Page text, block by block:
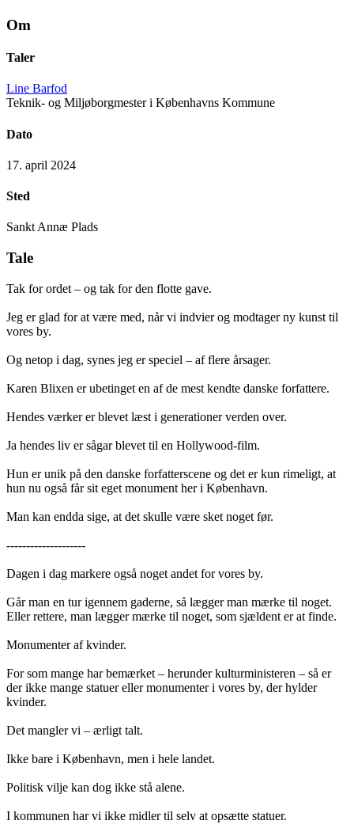
Om
Taler
Line Barfod
Teknik- og Miljøborgmester i Københavns Kommune
Dato
17. april 2024
Sted
Sankt Annæ Plads
Tale
Tak for ordet – og tak for den flotte gave.
Jeg er glad for at være med, når vi indvier og modtager ny kunst til
vores by.
Og netop i dag, synes jeg er speciel – af flere årsager.
Karen Blixen er ubetinget en af de mest kendte danske forfattere.
Hendes værker er blevet læst i generationer verden over.
Ja hendes liv er sågar blevet til en Hollywood-film.
Hun er unik på den danske forfatterscene og det er kun rimeligt, at
hun nu også får sit eget monument her i København.
Man kan endda sige, at det skulle være sket noget før.
--------------------
Dagen i dag markere også noget andet for vores by.
Går man en tur igennem gaderne, så lægger man mærke til noget.
Eller rettere, man lægger mærke til noget, som sjældent er at finde.
Monumenter af kvinder.
For som mange har bemærket – herunder kulturministeren – så er
der ikke mange statuer eller monumenter i vores by, der hylder
kvinder.
Det mangler vi – ærligt talt.
Ikke bare i København, men i hele landet.
Politisk vilje kan dog ikke stå alene.
I kommunen har vi ikke midler til selv at opsætte statuer.